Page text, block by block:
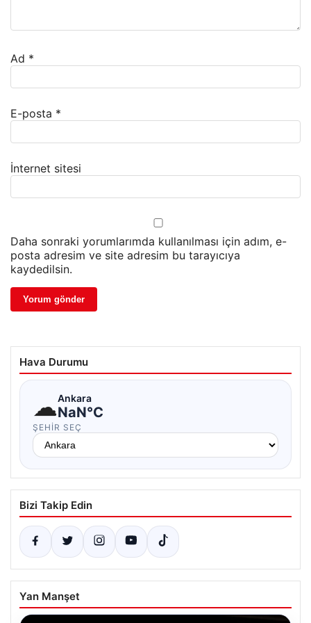
Ad *
E-posta *
İnternet sitesi
Daha sonraki yorumlarımda kullanılması için adım, e-
posta adresim ve site adresim bu tarayıcıya
kaydedilsin.
Hava Durumu
☁Ankara
NaN°C
ŞEHIR SEÇ
Bizi Takip Edin
Yan Manşet